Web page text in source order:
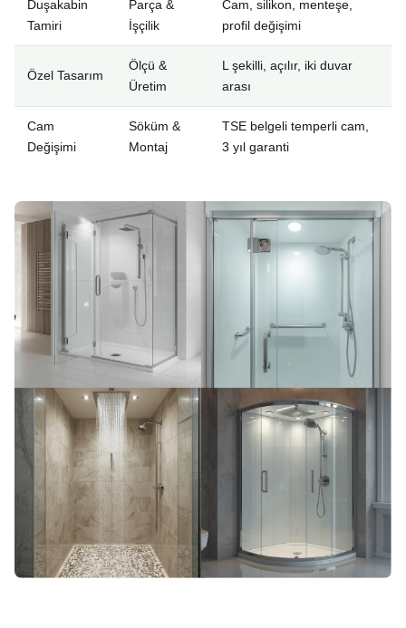
Duşakabin
Tamiri
Parça &
İşçilik
Cam, silikon, menteşe,
profil değişimi
Özel Tasarım
Ölçü &
Üretim
L şekilli, açılır, iki duvar
arası
Cam
Değişimi
Söküm &
Montaj
TSE belgeli temperli cam,
3 yıl garanti